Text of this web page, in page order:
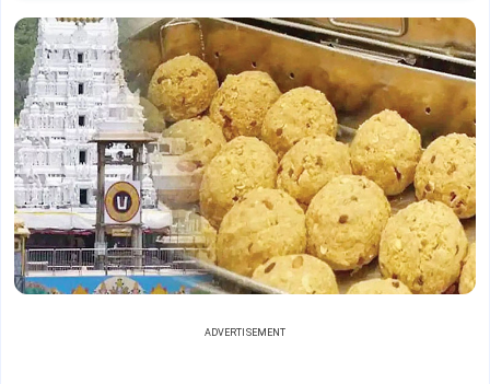
ADVERTISEMENT